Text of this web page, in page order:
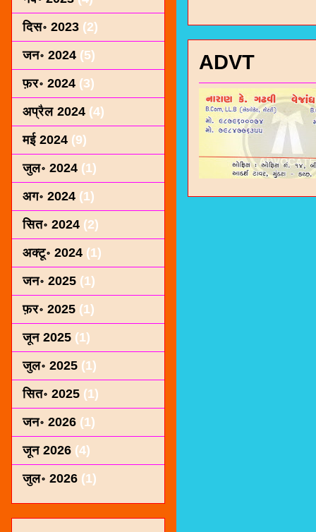
ADVT
दिस॰ 2023 (2)
जन॰ 2024 (5)
फ़र॰ 2024 (3)
अप्रैल 2024 (4)
मई 2024 (9)
जुल॰ 2024 (1)
अग॰ 2024 (1)
सित॰ 2024 (2)
अक्टू॰ 2024 (1)
जन॰ 2025 (1)
फ़र॰ 2025 (1)
जून 2025 (1)
जुल॰ 2025 (1)
सित॰ 2025 (1)
जन॰ 2026 (1)
जून 2026 (4)
जुल॰ 2026 (1)